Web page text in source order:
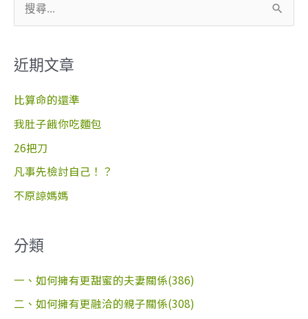
尋
鍵
字
:
近期文章
比算命的還準
我肚子餓你吃麵包
26把刀
凡事先檢討自己！？
不原諒媽媽
分類
一、如何擁有更甜蜜的夫妻關係(386)
二、如何擁有更融洽的親子關係(308)